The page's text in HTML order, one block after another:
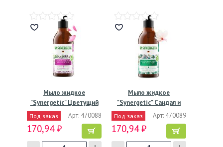
Мыло жидкое
"Synergetic" Цветущий
инжир и…
Под заказ Арт: 470088
170,94 ₽
Мыло жидкое
"Synergetic" Сандал и
ягоды…
Под заказ Арт: 470089
170,94 ₽